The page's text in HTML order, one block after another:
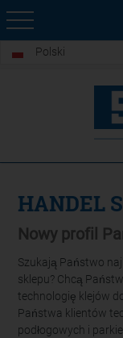
Polski
HANDEL
Nowy profil
Szukają Państwo
sklepu? Chcą
technologię klejów
Państwa klientów
podłogowych i